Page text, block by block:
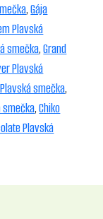
,Gája
Plavská
smečka,Grand
Plavská
smečka,
smečka,Chiko
Plavská